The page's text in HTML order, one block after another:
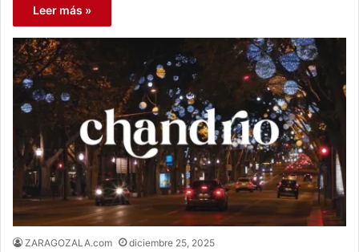
Leer más »
ZARAGOZALA.com diciembre 25, 2025